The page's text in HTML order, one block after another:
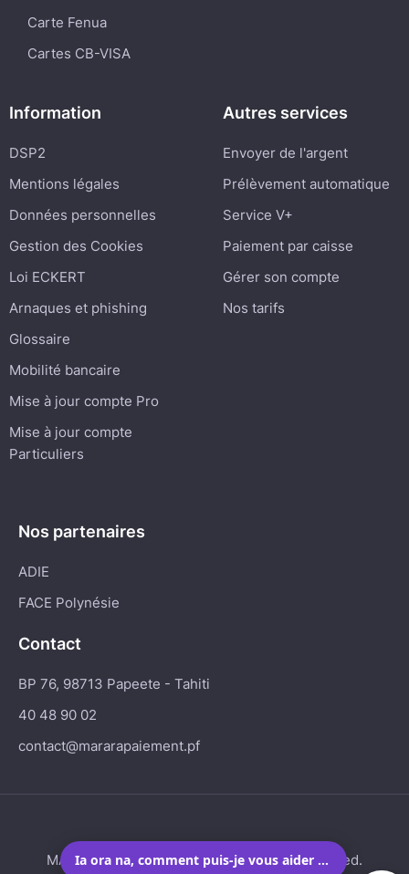
Carte Fenua
Cartes CB-VISA
Information
DSP2
Mentions légales
Données personnelles
Gestion des Cookies
Loi ECKERT
Arnaques et phishing
Glossaire
Mobilité bancaire
Mise à jour compte Pro
Mise à jour compte
Particuliers
Autres services
Envoyer de l'argent
Prélèvement automatique
Service V+
Paiement par caisse
Gérer son compte
Nos tarifs
Nos partenaires
ADIE
FACE Polynésie
Contact
BP 76, 98713 Papeete - Tahiti
40 48 90 02
contact@mararapaiement.pf
MARARA Paiement© 2025 - All Rights Reserved.